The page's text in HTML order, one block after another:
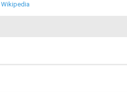
Wikipedia